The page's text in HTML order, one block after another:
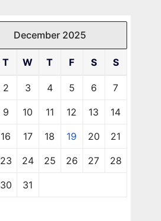
December 2025
T W T F S S
2 3 4 5 6 7
9 10 11 12 13 14
16 17 18 19 20 21
23 24 25 26 27 28
30 31